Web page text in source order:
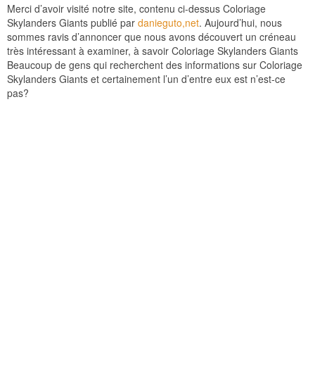
Merci d’avoir visité notre site, contenu ci-dessus Coloriage
Skylanders Giants publié par danieguto,net. Aujourd’hui, nous
sommes ravis d’annoncer que nous avons découvert un créneau
très intéressant à examiner, à savoir Coloriage Skylanders Giants
Beaucoup de gens qui recherchent des informations sur Coloriage
Skylanders Giants et certainement l’un d’entre eux est n’est-ce
pas?